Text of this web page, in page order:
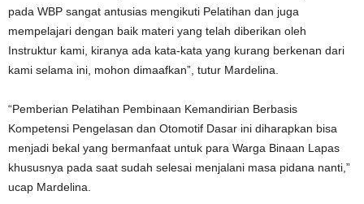
pada WBP sangat antusias mengikuti Pelatihan dan juga
mempelajari dengan baik materi yang telah diberikan oleh
Instruktur kami, kiranya ada kata-kata yang kurang berkenan dari
kami selama ini, mohon dimaafkan”, tutur Mardelina.
“Pemberian Pelatihan Pembinaan Kemandirian Berbasis
Kompetensi Pengelasan dan Otomotif Dasar ini diharapkan bisa
menjadi bekal yang bermanfaat untuk para Warga Binaan Lapas
khususnya pada saat sudah selesai menjalani masa pidana nanti,”
ucap Mardelina.